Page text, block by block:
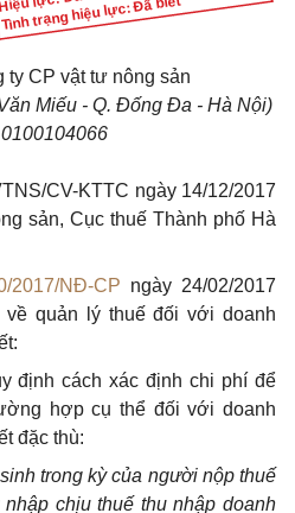
Tình trạng hiệu lực: Đã biết
ty CP vật tư nông sản
ăn Miếu -Q. Đống Đa - Hà Nội)
CV-KTTC ngày 14/12/2017
sản, Cục thuế Thành phố Hà
2017/NĐ-CP ngày 24/02/2017
quản lý thuế đối với doanh
định cách xác định chi phí để
hợp cụ thể đối với doanh
đặc thù:
inh trong kỳ của người nộp thuế
nhập chịu thuế thu nhập doanh